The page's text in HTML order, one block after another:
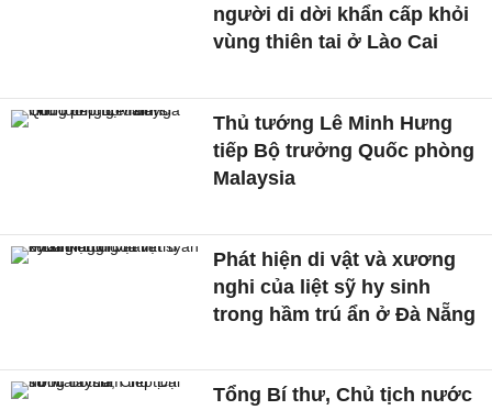
người di dời khẩn cấp khỏi
vùng thiên tai ở Lào Cai
Thủ tướng Lê Minh Hưng
tiếp Bộ trưởng Quốc phòng
Malaysia
Phát hiện di vật và xương
nghi của liệt sỹ hy sinh
trong hầm trú ẩn ở Đà Nẵng
Tổng Bí thư, Chủ tịch nước